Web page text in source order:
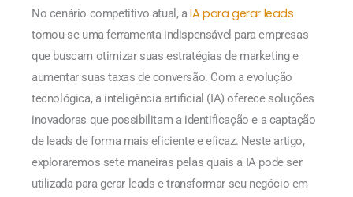
No cenário competitivo atual, aIA para gerar leads
tornou-se uma ferramenta indispensável para empresas
que buscam otimizar suas estratégias de marketing e
aumentar suas taxas de conversão. Com a evolução
tecnológica, a inteligência artificial (IA) oferece soluções
inovadoras que possibilitam a identificação e a captação
de leads de forma mais eficiente e eficaz. Neste artigo,
exploraremos sete maneiras pelas quais a IA pode ser
utilizada para gerar leads e transformar seu negócio em